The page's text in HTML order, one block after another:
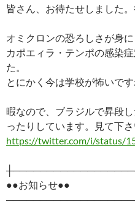
皆さん、お待たせしました。
オミクロンの恐ろしさが身
カポエィラ・テンポの感染
た。
とにかく今は学校が怖いです
暇なので、ブラジルで昇段
ったりしています。見て下さ
https://twitter.com/i/status/
●●お知らせ●●